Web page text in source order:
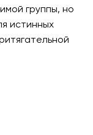
группы, но
истинных